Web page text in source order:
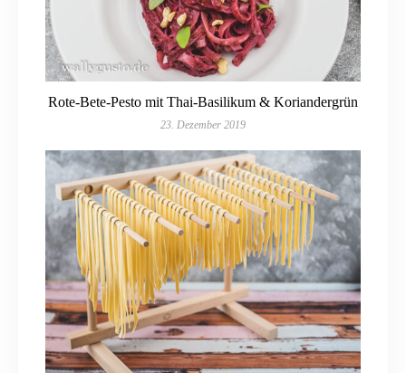
Rote-Bete-Pesto mit Thai-Basilikum & Koriandergrün
23. Dezember 2019